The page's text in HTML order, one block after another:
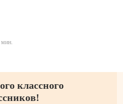
мин.
классного